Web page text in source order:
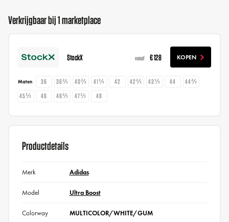
Verkrijgbaar bij 1 marketplace
StockX vanaf € 128 KOPEN
Maten 36 36⅔ 40⅔ 41⅓ 42 42⅔ 43⅓ 44
44⅔
45⅓
46 46⅔ 47⅓ 48
Productdetails
Merk Adidas
Model Ultra Boost
Colorway MULTICOLOR/WHITE/GUM